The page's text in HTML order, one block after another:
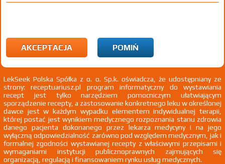
100%
Wszystkie dawki leku ATC
AKCEPTACJA POMIŃ
LekSeek Polska Spółka z o. o. Sp.k. oświadcza, że udostępniany ze
strony: receptuariusz.pl program informatyczny do wystawiania
recept jest tylko narzędziem pomocniczym ułatwiającym
sporządzenie recepty, a zastosowanie konkretnego leku w określonej
dawce jest w każdym wypadku elementem indywidualnej terapii,
której postać jest wynikiem medycznego rozpoznania stanu zdrowia
danego pacjenta dokonanego przez lekarza medycyny i na jego
wyłączną odpowiedzialność zarówno pod względem medycznym, jak i
formalnej zgodności wystawianej recepty z właściwymi przepisami i
wymaganiami instytucji publicznoprawnych zajmujących się
organizacją, regulacją i finansowaniem rynku usług medycznych.